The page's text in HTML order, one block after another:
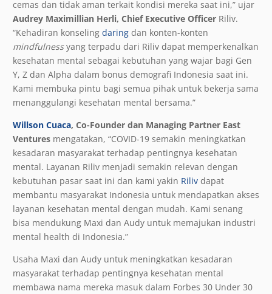
cemas dan tidak aman terkait kondisi mereka saat ini,” ujar
Audrey Maximillian Herli, Chief Executive Officer Riliv.
“Kehadiran konseling daring dan konten-konten
mindfulnessyang terpadu dari Riliv dapat memperkenalkan
kesehatan mental sebagai kebutuhan yang wajar bagi Gen
Y, Z dan Alpha dalam bonus demografi Indonesia saat ini.
Kami membuka pintu bagi semua pihak untuk bekerja sama
menanggulangi kesehatan mental bersama.”
Willson Cuaca, Co-Founder dan Managing Partner East
Ventures mengatakan, “COVID-19 semakin meningkatkan
kesadaran masyarakat terhadap pentingnya kesehatan
mental. Layanan Riliv menjadi semakin relevan dengan
kebutuhan pasar saat ini dan kami yakin Riliv dapat
membantu masyarakat Indonesia untuk mendapatkan akses
layanan kesehatan mental dengan mudah. Kami senang
bisa mendukung Maxi dan Audy untuk memajukan industri
mental health di Indonesia.”
Usaha Maxi dan Audy untuk meningkatkan kesadaran
masyarakat terhadap pentingnya kesehatan mental
membawa nama mereka masuk dalam Forbes 30 Under 30